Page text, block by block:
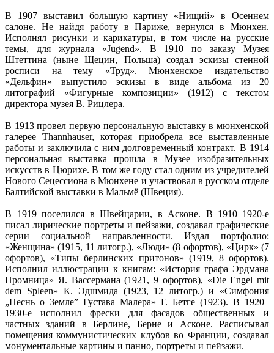
В 1907 выставил большую картину «Нищий» в Осеннем
салоне. Не найдя работу в Париже, вернулся в Мюнхен.
Исполнял рисунки и карикатуры, в том числе на русские
темы, для журнала «Jugend». В 1910 по заказу Музея
Штеттина (ныне Щецин, Польша) создал эскизы стенной
росписи на тему «Труд». Мюнхенское издательство
«Дельфин» выпустило эскизы в виде альбома из 20
литографий «Фигурные композиции» (1912) с текстом
директора музея В. Рицлера.
В 1913 провел первую персональную выставку в мюнхенской
галерее Thannhauser, которая приобрела все выставленные
работы и заключила с ним долговременный контракт. В 1914
персональная выставка прошла в Музее изобразительных
искусств в Цюрихе. В том же году стал одним из учредителей
Нового Сецессиона в Мюнхене и участвовал в русском отделе
Балтийской выставки в Мальмё (Швеция).
В 1919 поселился в Швейцарии, в Асконе. В 1910–1920-е
писал лирические портреты и пейзажи, создавал графические
серии социальной направленности. Издал портфолио:
«Женщина» (1915, 11 литогр.), «Люди» (8 офортов), «Цирк» (7
офортов), «Типы берлинских притонов» (1919, 8 офортов).
Исполнил иллюстрации к книгам: «История графа Эрдмана
Промница» Я. Вассермана (1921, 9 офортов), «Die Engel mit
dem Spleen» К. Эдшмида (1923, 12 литогр.) и «Симфония
„Песнь о Земле” Густава Малера» Г. Бетге (1923). В 1920–
1930-е исполнил фрески для фасадов общественных и
частных зданий в Берлине, Берне и Асконе. Расписывал
помещения коммунистических клубов во Франции, создавал
монументальные картины и панно, портреты и пейзажи.